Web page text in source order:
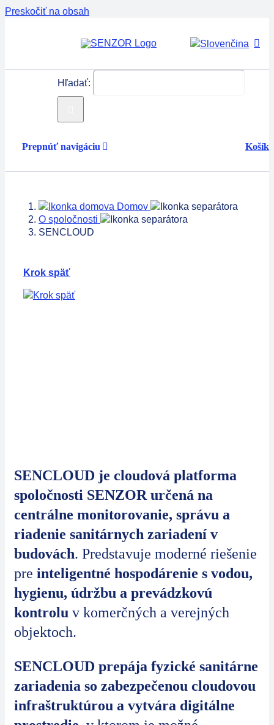
Preskočiť na obsah
Hľadať:
Prepnúť navigáciu
Servis
Sektory
Košík
Domov
O spoločnosti
SENCLOUD
Krok späť
SENCLOUD je cloudová platforma
spoločnosti SENZOR určená na
centrálne monitorovanie, správu a
riadenie sanitárnych zariadení v
budovách. Predstavuje moderné riešenie
pre inteligentné hospodárenie s vodou,
hygienu, údržbu a prevádzkovú
kontrolu v komerčných a verejných
objektoch.
SENCLOUD prepája fyzické sanitárne
zariadenia so zabezpečenou cloudovou
infraštruktúrou a vytvára digitálne